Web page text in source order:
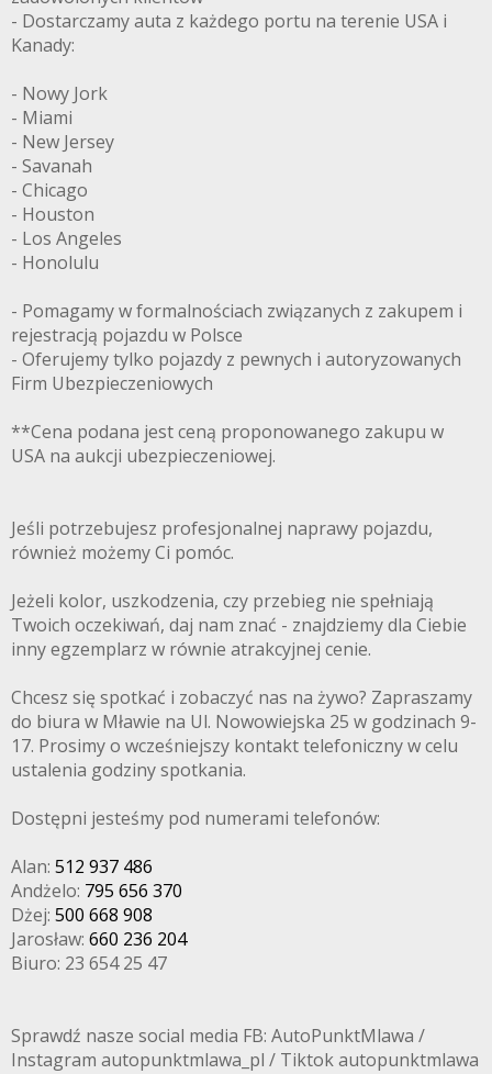
- Dostarczamy auta z każdego portu na terenie USA i
Kanady:
- Nowy Jork
- Miami
- New Jersey
- Savanah
- Chicago
- Houston
- Los Angeles
- Honolulu
- Pomagamy w formalnościach związanych z zakupem i
rejestracją pojazdu w Polsce
- Oferujemy tylko pojazdy z pewnych i autoryzowanych
Firm Ubezpieczeniowych
**Cena podana jest ceną proponowanego zakupu w
USA na aukcji ubezpieczeniowej.
Jeśli potrzebujesz profesjonalnej naprawy pojazdu,
również możemy Ci pomóc.
Jeżeli kolor, uszkodzenia, czy przebieg nie spełniają
Twoich oczekiwań, daj nam znać - znajdziemy dla Ciebie
inny egzemplarz w równie atrakcyjnej cenie.
Chcesz się spotkać i zobaczyć nas na żywo? Zapraszamy
do biura w Mławie na Ul. Nowowiejska 25 w godzinach 9-
17. Prosimy o wcześniejszy kontakt telefoniczny w celu
ustalenia godziny spotkania.
Dostępni jesteśmy pod numerami telefonów:
Alan: 512 937 486
Andżelo: 795 656 370
Dżej: 500 668 908
Jarosław: 660 236 204
Biuro: 23 654 25 47
Sprawdź nasze social media FB: AutoPunktMlawa /
Instagram autopunktmlawa_pl / Tiktok autopunktmlawa